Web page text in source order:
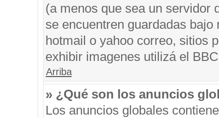
(a menos que sea un servidor
se encuentren guardadas
hotmail o yahoo correo, sitios
exhibir imagenes utilizá el
Arriba
» ¿Qué son los anuncios
Los anuncios globales